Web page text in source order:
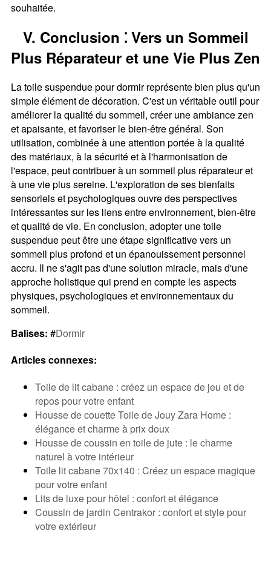
souhaitée.
V. Conclusion ⁚ Vers un Sommeil
Plus Réparateur et une Vie Plus Zen
La toile suspendue pour dormir représente bien plus qu'un
simple élément de décoration. C'est un véritable outil pour
améliorer la qualité du sommeil, créer une ambiance zen
et apaisante, et favoriser le bien-être général. Son
utilisation, combinée à une attention portée à la qualité
des matériaux, à la sécurité et à l'harmonisation de
l'espace, peut contribuer à un sommeil plus réparateur et
à une vie plus sereine. L'exploration de ses bienfaits
sensoriels et psychologiques ouvre des perspectives
intéressantes sur les liens entre environnement, bien-être
et qualité de vie. En conclusion, adopter une toile
suspendue peut être une étape significative vers un
sommeil plus profond et un épanouissement personnel
accru. Il ne s'agit pas d'une solution miracle, mais d'une
approche holistique qui prend en compte les aspects
physiques, psychologiques et environnementaux du
sommeil.
Balises: #Dormir
Articles connexes:
Toile de lit cabane : créez un espace de jeu et de
repos pour votre enfant
Housse de couette Toile de Jouy Zara Home :
élégance et charme à prix doux
Housse de coussin en toile de jute : le charme
naturel à votre intérieur
Toile lit cabane 70x140 : Créez un espace magique
pour votre enfant
Lits de luxe pour hôtel : confort et élégance
Coussin de jardin Centrakor : confort et style pour
votre extérieur